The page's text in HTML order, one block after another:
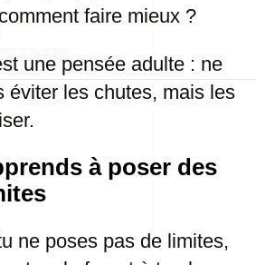
faire mieux ?
une pensée adulte : ne
éviter les chutes, mais les
à poser des
ne poses pas de limites,